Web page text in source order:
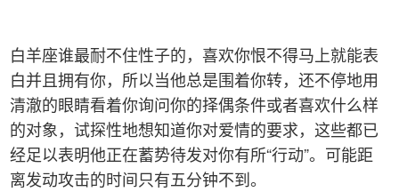
白羊座谁最耐不住性子的，喜欢你恨不得马上就能表
白并且拥有你，所以当他总是围着你转，还不停地用
清澈的眼睛看着你询问你的择偶条件或者喜欢什么样
的对象，试探性地想知道你对爱情的要求，这些都已
经足以表明他正在蓄势待发对你有所“行动”。可能距
离发动攻击的时间只有五分钟不到。